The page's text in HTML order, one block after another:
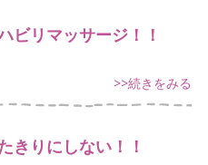
ビリマッサージ！！
>>続きをみる
きりにしない！！